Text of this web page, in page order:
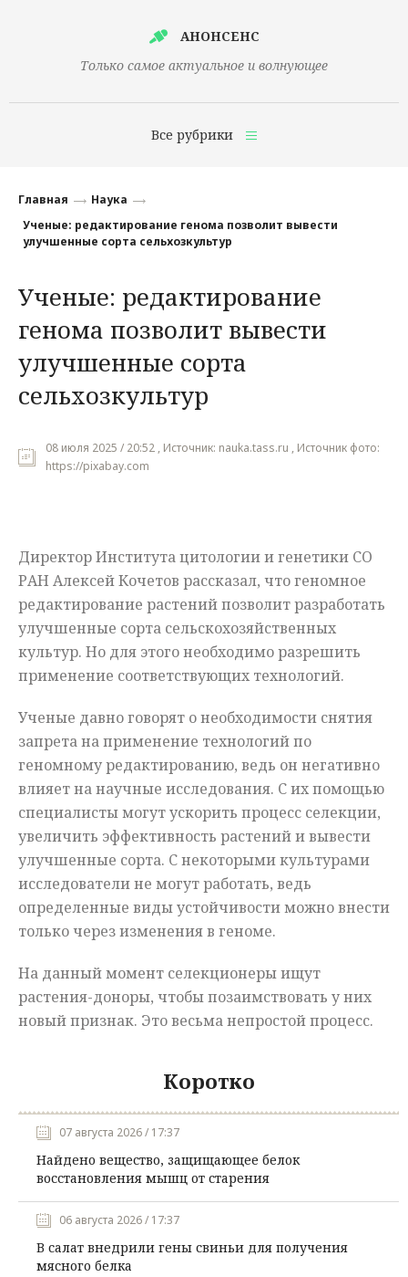
АНОНСЕНС
Только самое актуальное и волнующее
Все рубрики
Финансы
Наука
Культура
Общество
Политика
Происшествия
Главная
Наука
Ученые: редактирование генома позволит вывести
улучшенные сорта сельхозкультур
Ученые: редактирование
генома позволит вывести
улучшенные сорта
сельхозкультур
08 июля 2025 / 20:52 , Источник: nauka.tass.ru , Источник фото:
https://pixabay.com
Директор Института цитологии и генетики СО
РАН Алексей Кочетов рассказал, что геномное
редактирование растений позволит разработать
улучшенные сорта сельскохозяйственных
культур. Но для этого необходимо разрешить
применение соответствующих технологий.
Ученые давно говорят о необходимости снятия
запрета на применение технологий по
геномному редактированию, ведь он негативно
влияет на научные исследования. С их помощью
специалисты могут ускорить процесс селекции,
увеличить эффективность растений и вывести
улучшенные сорта. С некоторыми культурами
исследователи не могут работать, ведь
определенные виды устойчивости можно внести
только через изменения в геноме.
На данный момент селекционеры ищут
растения-доноры, чтобы позаимствовать у них
новый признак. Это весьма непростой процесс.
Коротко
07 августа 2026 / 17:37
Найдено вещество, защищающее белок
восстановления мышц от старения
06 августа 2026 / 17:37
В салат внедрили гены свиньи для получения
мясного белка